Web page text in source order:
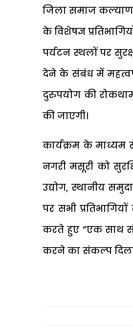
जिला समाज कल्याण
के विशेषज्ञ
पर्यटन स्थलों पर
देने के संबंध में
दुरुपयोग की
की जाएगी।
कार्यक्रम के माध्यम
नगरी मसूरी को
उद्योग, स्थानीय
पर सभी
करते हुए “एक साथ
करने का संकल्प